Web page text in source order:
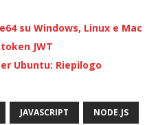
su Windows, Linux e Mac
JWT
Ubuntu: Riepilogo
JAVASCRIPT NODE.JS